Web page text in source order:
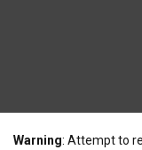
Warning: Attempt to